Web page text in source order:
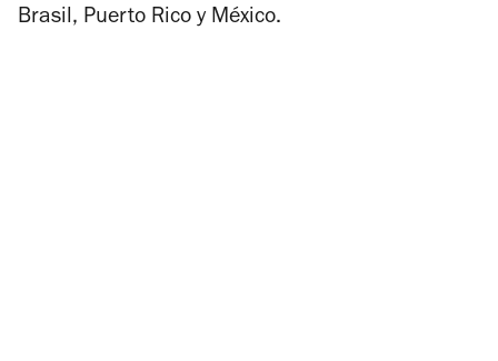
Brasil, Puerto Rico y México.